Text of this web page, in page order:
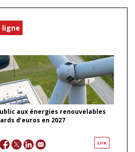
ligne
aux énergies renouvelables
d’euros en 2027
Lire